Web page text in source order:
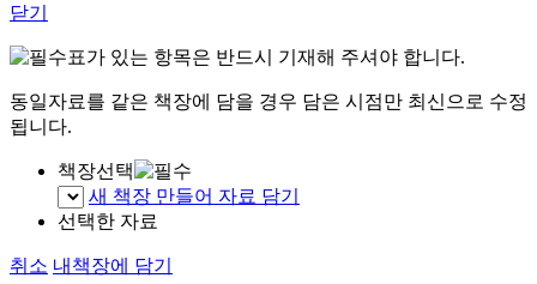
닫기
표가 있는 항목은 반드시 기재해 주셔야 합니다.
동일자료를 같은 책장에 담을 경우 담은 시점만 최신으로 수정
됩니다.
책장선택
새 책장 만들어 자료 담기
선택한 자료
취소 내책장에 담기